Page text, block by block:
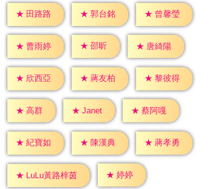
★ 田路路 ★ 郭台銘 ★ 曾馨瑩
★ 曹雨婷 ★ 邵昕 ★ 唐綺陽
★ 欣西亞 ★ 蔣友柏 ★ 黎彼得
★ 高群 ★ Janet ★ 蔡阿嘎
★ 紀寶如 ★ 陳漢典 ★ 蔣孝勇
★ LuLu黃路梓茵 ★ 婷婷